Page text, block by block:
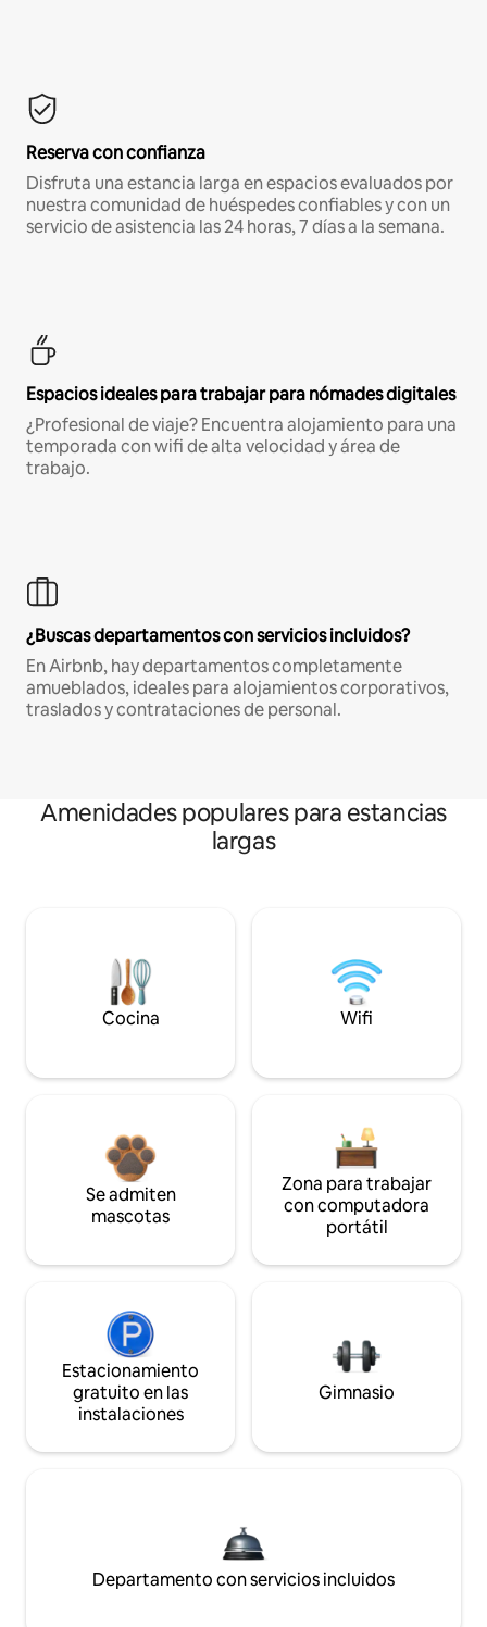
Reserva con confianza
Disfruta una estancia larga en espacios evaluados por
nuestra comunidad de huéspedes confiables y con un
servicio de asistencia las 24 horas, 7 días a la semana.
Espacios ideales para trabajar para nómades digitales
¿Profesional de viaje? Encuentra alojamiento para una
temporada con wifi de alta velocidad y área de
trabajo.
¿Buscas departamentos con servicios incluidos?
En Airbnb, hay departamentos completamente
amueblados, ideales para alojamientos corporativos,
traslados y contrataciones de personal.
Amenidades populares para estancias
largas
Cocina Wifi
Se admiten
mascotas
Zona para trabajar
con computadora
portátil
Estacionamiento
gratuito en las
instalaciones
Gimnasio
Departamento con servicios incluidos